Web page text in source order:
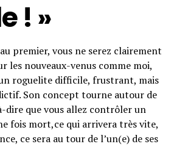
! »
premier, vous ne serez clairement
les nouveaux-venus comme moi,
roguelite difficile, frustrant, mais
Son concept tourne autour de
dire que vous allez contrôler un
fois mort,ce qui arrivera très vite,
ce sera au tour de l’un(e) de ses